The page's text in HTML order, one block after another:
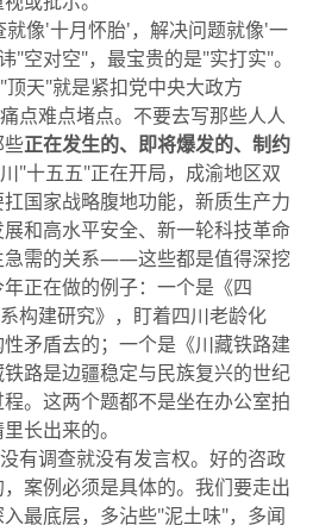
像'十月怀胎'，解决问题就像'一
"空对空"，最宝贵的是"实打实"。
"顶天"就是紧扣党中央大政方
点难点堵点。不要去写那些人人
些正在发生的、即将爆发的、制约
"十五五"正在开局，成渝地区双
国家战略腹地功能，新质生产力
和高水平安全、新一轮科技革命
急需的关系——这些都是值得深挖
正在做的例子：一个是《四
构建研究》，盯着四川老龄化
矛盾去的；一个是《川藏铁路建
路是边疆稳定与民族复兴的世纪
。这两个题都不是坐在办公室拍
长出来的。
没有调查就没有发言权。好的咨政
案例必须是具体的。我们要走出
最底层，多沾些"泥土味"，多闻